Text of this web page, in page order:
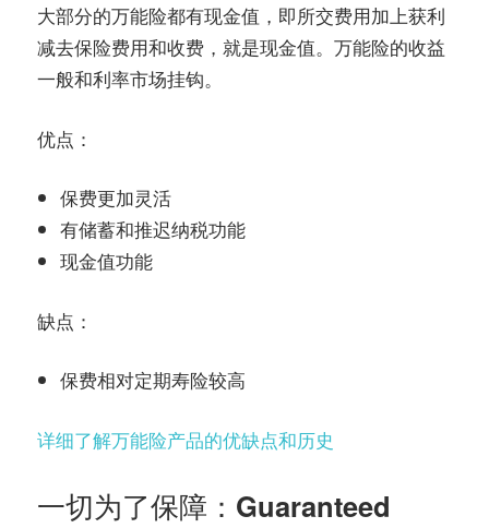
大部分的万能险都有现金值，即所交费用加上获利
减去保险费用和收费，就是现金值。万能险的收益
一般和利率市场挂钩。
优点：
保费更加灵活
有储蓄和推迟纳税功能
现金值功能
缺点：
保费相对定期寿险较高
详细了解万能险产品的优缺点和历史
一切为了保障：Guaranteed